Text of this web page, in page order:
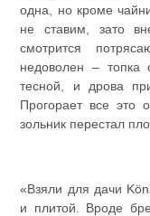
одна, но кроме
не ставим, зато
смотрится
недоволен – топка
тесной, и дрова
Прогорает все это
зольник перестал
«Взяли для дачи
и плитой. Вроде